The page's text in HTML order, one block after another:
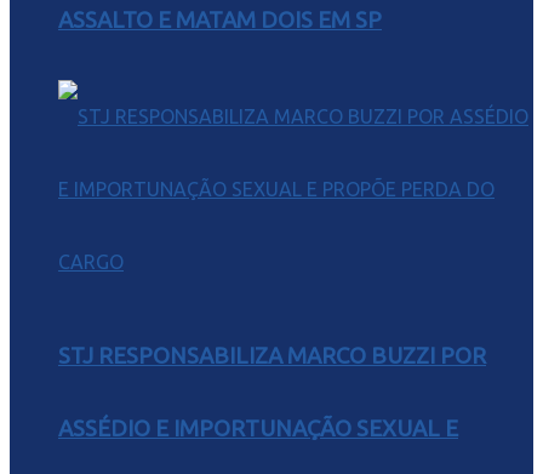
ASSALTO E MATAM DOIS EM SP
STJ RESPONSABILIZA MARCO BUZZI POR
ASSÉDIO E IMPORTUNAÇÃO SEXUAL E